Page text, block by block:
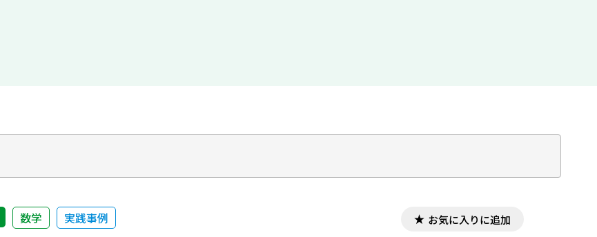
数学 実践事例 お気に入りに追加